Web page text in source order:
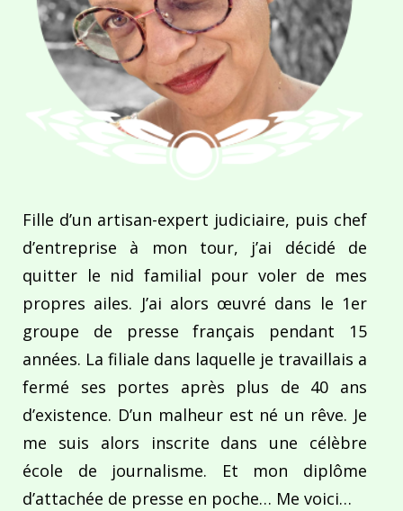
Fille d’un artisan-expert judiciaire, puis chef
d’entreprise à mon tour, j’ai décidé de
quitter le nid familial pour voler de mes
propres ailes. J’ai alors œuvré dans le 1er
groupe de presse français pendant 15
années. La filiale dans laquelle je travaillais a
fermé ses portes après plus de 40 ans
d’existence. D’un malheur est né un rêve. Je
me suis alors inscrite dans une célèbre
école de journalisme. Et mon diplôme
d’attachée de presse en poche… Me voici…